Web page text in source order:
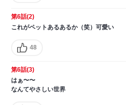
第6話(2)
これがペットあるあるか（笑）可愛い
48
第6話(3)
はぁ〜〜
なんてやさしい世界